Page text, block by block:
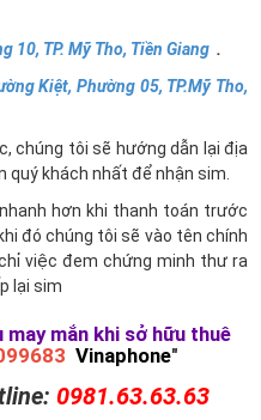
10, TP. Mỹ Tho, Tiền Giang .
Kiệt, Phường 05, TP.Mỹ Tho,
chúng tôi sẽ hướng dẫn lại địa
khách nhất để nhận sim.
hơn khi thanh toán trước
khi đó chúng tôi sẽ vào tên chính
việc đem chứng minh thư ra
lại sim
mắn khi sở hữu thuê
Vinaphone"
0981.63.63.63